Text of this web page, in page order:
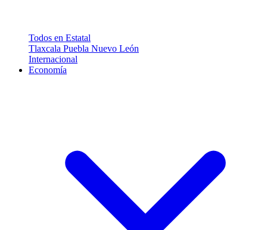
Todos en Estatal
Tlaxcala Puebla Nuevo León
Internacional
Economía